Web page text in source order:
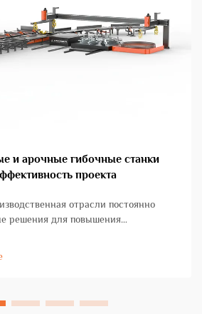
и арочные гибочные станки
проекта
отрасли постоянно
решения для повышения
трансформационное достижение в